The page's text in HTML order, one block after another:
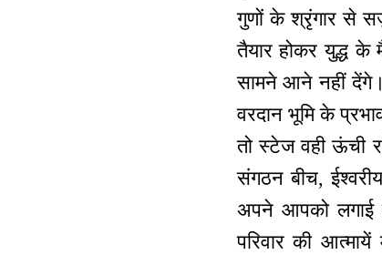
गुणों के श्रृंगार से
तैयार होकर युद्ध के
सामने आने नहीं
वरदान भूमि के
तो स्टेज वही ऊंची
संगठन बीच,
अपने आपको लगाई
परिवार की